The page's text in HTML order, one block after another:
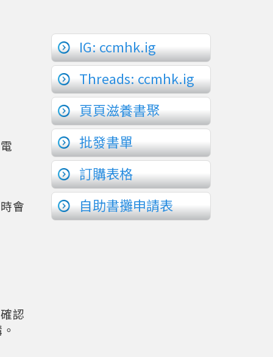
會
認
IG: ccmhk.ig
Threads: ccmhk.ig
頁頁滋養書聚
批發書單
訂購表格
自助書攤申請表